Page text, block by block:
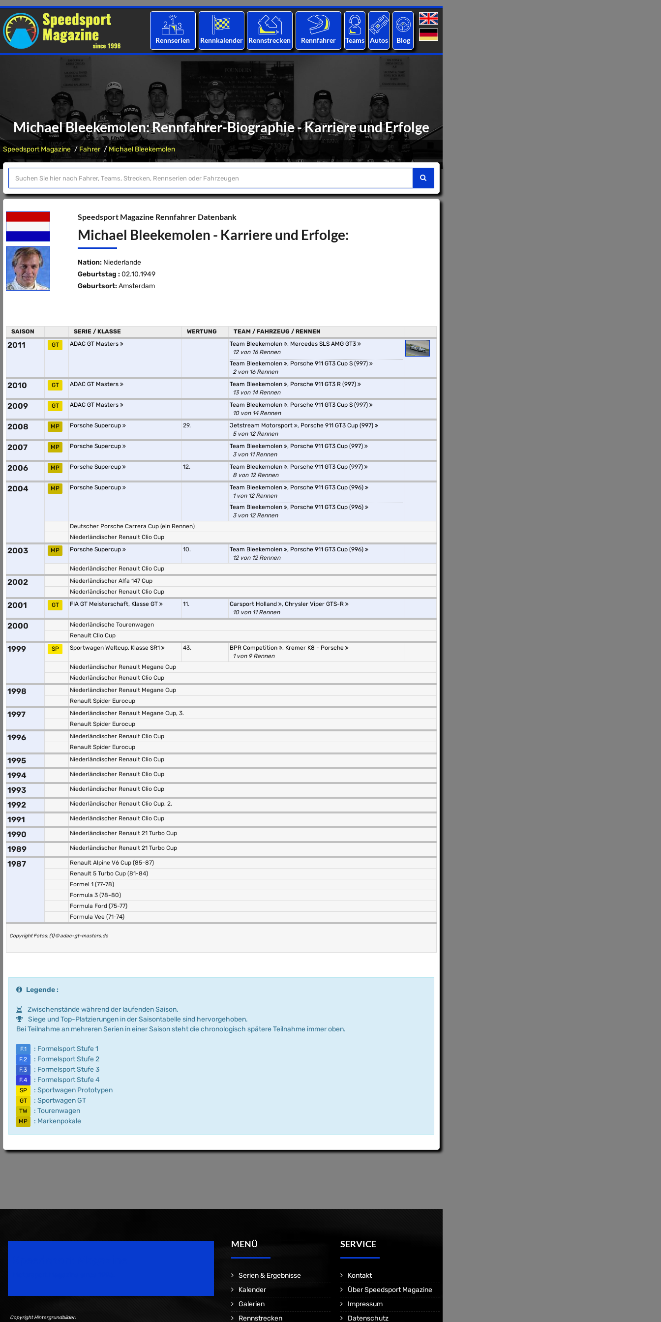
Rennserien Rennkalender Rennstrecken Rennfahrer Teams Autos Blog
Michael Bleekemolen: Rennfahrer-Biographie - Karriere und Erfolge
Speedsport Magazine Fahrer Michael Bleekemolen
Speedsport Magazine Rennfahrer Datenbank
Michael Bleekemolen - Karriere und Erfolge:
Nation: Niederlande
Geburtstag : 02.10.1949
Geburtsort: Amsterdam
SAISON SERIE / KLASSE WERTUNG TEAM / FAHRZEUG / RENNEN
2011 GT ADAC GT Masters Team Bleekemolen , Mercedes SLS AMG GT3
12 von 16 Rennen
Team Bleekemolen
, Porsche 911 GT3 Cup S (997)
2 von 16 Rennen
2010 GT ADAC GT Masters Team Bleekemolen , Porsche 911 GT3 R (997)
13 von 14 Rennen
2009 GT ADAC GT Masters Team Bleekemolen , Porsche 911 GT3 Cup S (997)
10 von 14 Rennen
2008 MP Porsche Supercup 29. Jetstream Motorsport , Porsche 911 GT3 Cup (997)
5 von 12 Rennen
2007 MP Porsche Supercup Team Bleekemolen , Porsche 911 GT3 Cup (997)
3 von 11 Rennen
2006 MP Porsche Supercup 12. Team Bleekemolen , Porsche 911 GT3 Cup (997)
8 von 12 Rennen
2004 MP Porsche Supercup Team Bleekemolen , Porsche 911 GT3 Cup (996)
1 von 12 Rennen
Team Bleekemolen
, Porsche 911 GT3 Cup (996)
3 von 12 Rennen
Deutscher Porsche Carrera Cup (ein Rennen)
Niederländischer Renault Clio Cup
2003 MP Porsche Supercup 10. Team Bleekemolen , Porsche 911 GT3 Cup (996)
12 von 12 Rennen
Niederländischer Renault Clio Cup
2002
Niederländischer Alfa 147 Cup
Niederländischer Renault Clio Cup
2001 GT FIA GT Meisterschaft, Klasse GT 11. Carsport Holland , Chrysler Viper GTS-R
10 von 11 Rennen
2000
Niederländische Tourenwagen
Renault Clio Cup
1999 SP Sportwagen Weltcup, Klasse SR1 43. BPR Competition , Kremer K8 - Porsche
1 von 9 Rennen
Niederländischer Renault Megane Cup
Niederländischer Renault Clio Cup
1998
Niederländischer Renault Megane Cup
Renault Spider Eurocup
1997
Niederländischer Renault Megane Cup, 3.
Renault Spider Eurocup
1996
Niederländischer Renault Clio Cup
Renault Spider Eurocup
1995 Niederländischer Renault Clio Cup
1994 Niederländischer Renault Clio Cup
1993 Niederländischer Renault Clio Cup
1992 Niederländischer Renault Clio Cup, 2.
1991 Niederländischer Renault Clio Cup
1990 Niederländischer Renault 21 Turbo Cup
1989 Niederländischer Renault 21 Turbo Cup
1987
Renault Alpine V6 Cup (85-87)
Renault 5 Turbo Cup (81-84)
Formel 1 (77-78)
Formula 3 (78-80)
Formula Ford (75-77)
Formula Vee (71-74)
Copyright Fotos: (1) © adac-gt-masters.de
Legende :
Zwischenstände während der laufenden Saison.
Siege und Top-Platzierungen in der Saisontabelle sind hervorgehoben.
Bei Teilnahme an mehreren Serien in einer Saison steht die chronologisch spätere Teilnahme immer oben.
F.1 : Formelsport Stufe 1
F.2 : Formelsport Stufe 2
F.3 : Formelsport Stufe 3
F.4 : Formelsport Stufe 4
SP : Sportwagen Prototypen
GT : Sportwagen GT
TW : Tourenwagen
MP : Markenpokale
Copyright Hintergrundbilder:
MENÜ
Serien & Ergebnisse
Kalender
Galerien
Rennstrecken
SERVICE
Kontakt
Über Speedsport Magazine
Impressum
Datenschutz